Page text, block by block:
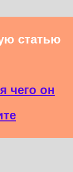
статью
чего он